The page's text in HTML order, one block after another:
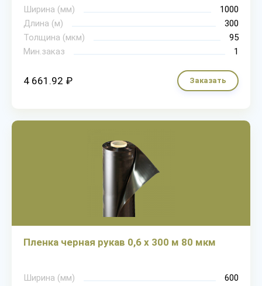
Ширина (мм)
1000
Длина (м)
300
Толщина (мкм)
95
Мин.заказ
1
4 661.92 ₽ Заказать
Пленка черная рукав 0,6 х 300 м 80 мкм
Ширина (мм)
600